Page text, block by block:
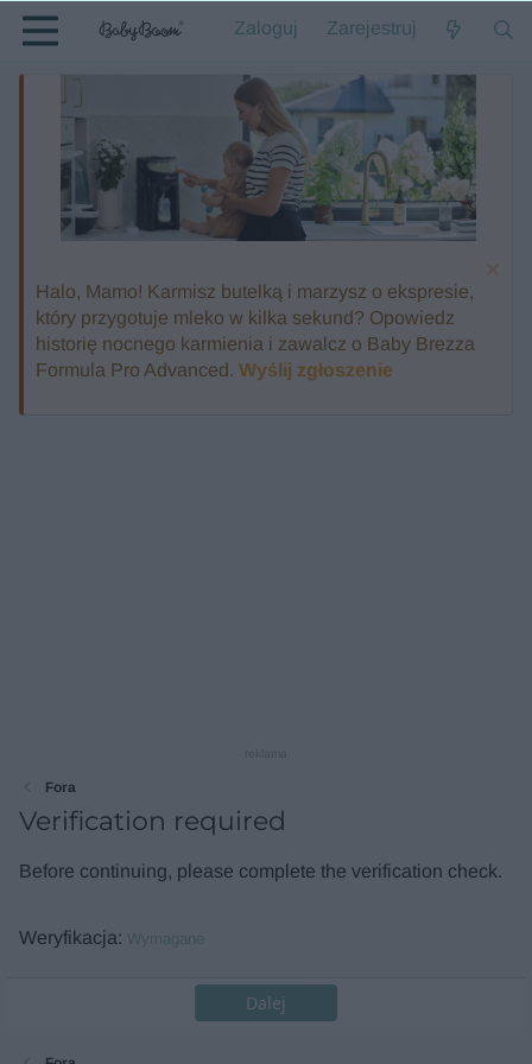
Zaloguj Zarejestruj
Halo, Mamo! Karmisz butelką i marzysz o ekspresie,
który przygotuje mleko w kilka sekund? Opowiedz
historię nocnego karmienia i zawalcz o Baby Brezza
Formula Pro Advanced. Wyślij zgłoszenie
Fora
Verification required
Before continuing, please complete the verification check.
Weryfikacja Wymagane
Dalej